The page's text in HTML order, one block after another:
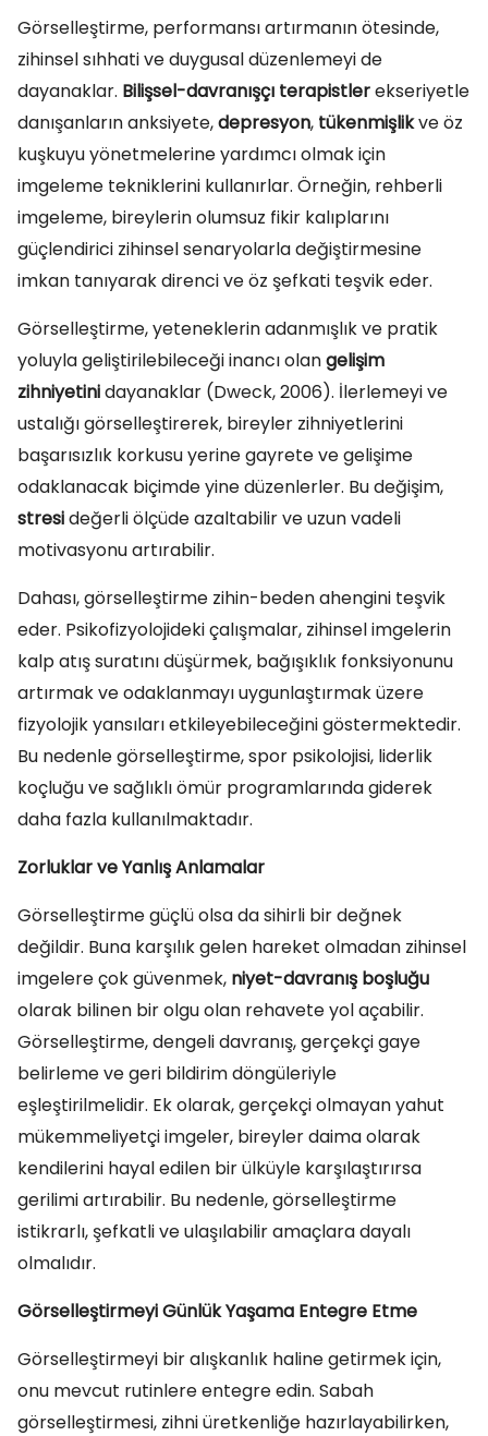
Görselleştirme, performansı artırmanın ötesinde,
zihinsel sıhhati ve duygusal düzenlemeyi de
dayanaklar. Bilişsel-davranışçı terapistlerekseriyetle
danışanların anksiyete,depresyon, tükenmişlikve öz
kuşkuyu yönetmelerine yardımcı olmak için
imgeleme tekniklerini kullanırlar. Örneğin, rehberli
imgeleme, bireylerin olumsuz fikir kalıplarını
güçlendirici zihinsel senaryolarla değiştirmesine
imkan tanıyarak direnci ve öz şefkati teşvik eder.
Görselleştirme, yeteneklerin adanmışlık ve pratik
yoluyla geliştirilebileceği inancı olangelişim
zihniyetinidayanaklar (Dweck, 2006). İlerlemeyi ve
ustalığı görselleştirerek, bireyler zihniyetlerini
başarısızlık korkusu yerine gayrete ve gelişime
odaklanacak biçimde yine düzenlerler. Bu değişim,
stresideğerli ölçüde azaltabilir ve uzun vadeli
motivasyonu artırabilir.
Dahası, görselleştirme zihin-beden ahengini teşvik
eder. Psikofizyolojideki çalışmalar, zihinsel imgelerin
kalp atış suratını düşürmek, bağışıklık fonksiyonunu
artırmak ve odaklanmayı uygunlaştırmak üzere
fizyolojik yansıları etkileyebileceğini göstermektedir.
Bu nedenle görselleştirme, spor psikolojisi, liderlik
koçluğu ve sağlıklı ömür programlarında giderek
daha fazla kullanılmaktadır.
Zorluklar ve Yanlış Anlamalar
Görselleştirme güçlü olsa da sihirli bir değnek
değildir. Buna karşılık gelen hareket olmadan zihinsel
imgelere çok güvenmek, niyet-davranış boşluğu
olarak bilinen bir olgu olan rehavete yol açabilir.
Görselleştirme, dengeli davranış, gerçekçi gaye
belirleme ve geri bildirim döngüleriyle
eşleştirilmelidir. Ek olarak, gerçekçi olmayan yahut
mükemmeliyetçi imgeler, bireyler daima olarak
kendilerini hayal edilen bir ülküyle karşılaştırırsa
gerilimi artırabilir. Bu nedenle, görselleştirme
istikrarlı, şefkatli ve ulaşılabilir amaçlara dayalı
olmalıdır.
Görselleştirmeyi Günlük Yaşama Entegre Etme
Görselleştirmeyi bir alışkanlık haline getirmek için,
onu mevcut rutinlere entegre edin. Sabah
görselleştirmesi, zihni üretkenliğe hazırlayabilirken,